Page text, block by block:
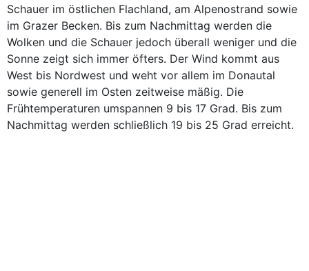
Schauer im östlichen Flachland, am Alpenostrand sowie
im Grazer Becken. Bis zum Nachmittag werden die
Wolken und die Schauer jedoch überall weniger und die
Sonne zeigt sich immer öfters. Der Wind kommt aus
West bis Nordwest und weht vor allem im Donautal
sowie generell im Osten zeitweise mäßig. Die
Frühtemperaturen umspannen 9 bis 17 Grad. Bis zum
Nachmittag werden schließlich 19 bis 25 Grad erreicht.